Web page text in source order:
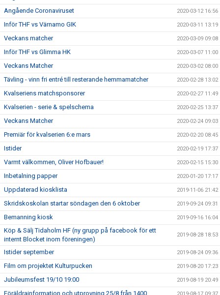
Angående Coronaviruset 2020-03-12 16:56
Inför THF vs Värnamo GIK 2020-03-11 13:19
Veckans matcher 2020-03-09 09:08
Inför THF vs Glimma HK 2020-03-07 11:00
Veckans Matcher 2020-03-02 08:00
Tävling - vinn fri entré till resterande hemmamatcher 2020-02-28 13:02
Kvalseriens matchsponsorer 2020-02-27 11:49
Kvalserien - serie & spelschema 2020-02-25 13:37
Veckans Matcher 2020-02-24 09:03
Premiär för kvalserien 6:e mars 2020-02-20 08:45
Istider 2020-02-19 17:37
Varmt välkommen, Oliver Hofbauer! 2020-02-15 15:30
Inbetalning papper 2020-01-20 17:17
Uppdaterad kiosklista 2019-11-06 21:42
Skridskoskolan startar söndagen den 6 oktober 2019-09-24 09:31
Bemanning kiosk 2019-09-16 16:04
Köp & Sälj Tidaholm HF (ny grupp på facebook för ett
internt Blocket inom föreningen)
2019-08-28 18:53
Istider september 2019-08-24 09:36
Film om projektet Kulturpucken 2019-08-20 17:23
Jubileumsfest 19/10 19:00 2019-08-19 20:49
Föräldrainformation och utprovning 25/8 från 1400 2019-08-17 09:37